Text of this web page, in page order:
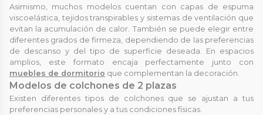
Asimismo, muchos modelos cuentan con capas de espuma
viscoelástica, tejidos transpirables y sistemas de ventilación que
evitan la acumulación de calor. También se puede elegir entre
diferentes grados de firmeza, dependiendo de las preferencias
de descanso y del tipo de superficie deseada. En espacios
amplios, este formato encaja perfectamente junto con
muebles de dormitorio que complementan la decoración.
Modelos de colchones de 2 plazas
Existen diferentes tipos de colchones que se ajustan a tus
preferencias personales y a tus condiciones físicas.